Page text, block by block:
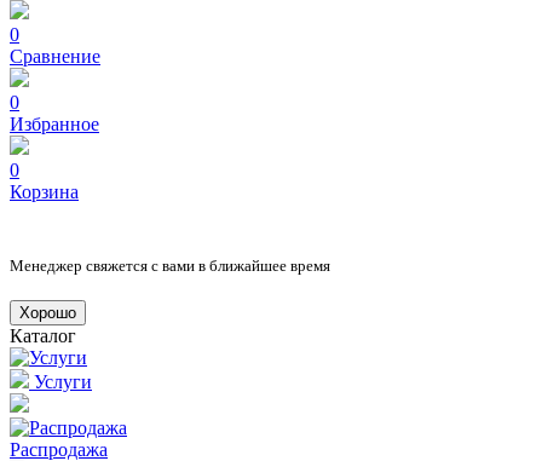
0
Сравнение
0
Избранное
0
Корзина
Менеджер свяжется с вами в ближайшее время
Хорошо
Каталог
Услуги
Распродажа